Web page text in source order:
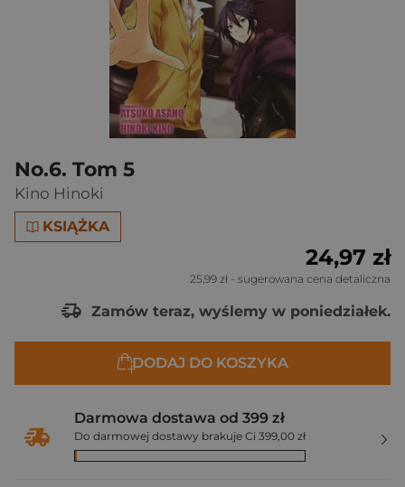
No.6. Tom 5
Kino Hinoki
KSIĄŻKA
24,97 zł
25,99 zł - sugerowana cena detaliczna
Zamów teraz, wyślemy w poniedziałek.
DODAJ DO KOSZYKA
Darmowa dostawa od 399 zł
Do darmowej dostawy brakuje Ci 399,00 zł